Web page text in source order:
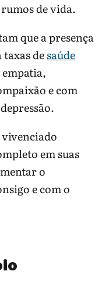
de vida.
que a presença
desaúde
e com
vivenciado
em suas
o
e com o